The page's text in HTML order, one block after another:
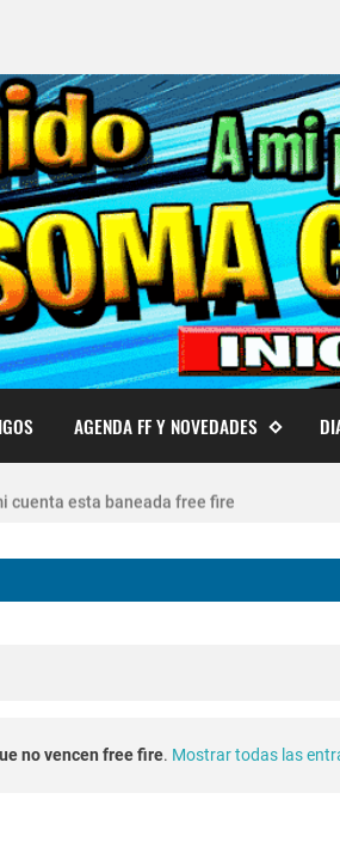
AGENDA FF Y NOVEDADES
de cuentas de Free Fire actualizado 2026
cuenta esta baneada free fire
de free fire 2026 nueva actualización
no vencen free fire. Mostrar todas las